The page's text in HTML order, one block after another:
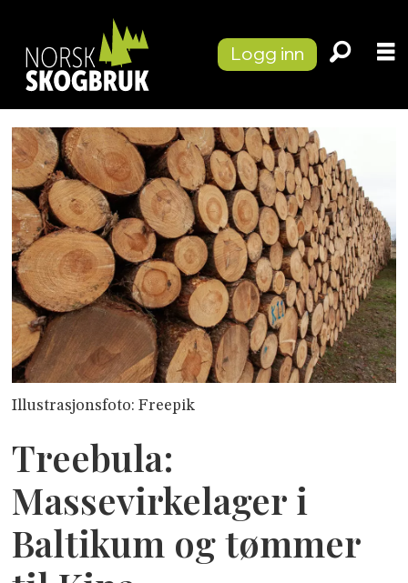
Logg inn
Illustrasjonsfoto: Freepik
Treebula:
Massevirkelager i
Baltikum og tømmer